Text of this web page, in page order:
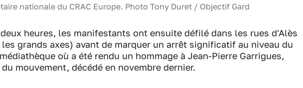
nationale du CRAC Europe. Photo Tony Duret / Objectif Gard
heures, les manifestants ont ensuite défilé dans les rues d'Alès
grands axes) avant de marquer un arrêt significatif au niveau du
où a été rendu un hommage à Jean-Pierre Garrigues,
mouvement, décédé en novembre dernier.